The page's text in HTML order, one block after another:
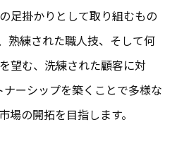
足掛かりとして取り組むもの
熟練された職人技、そして何
望む、洗練された顧客に対
ーシップを築くことで多様な
場の開拓を目指します。